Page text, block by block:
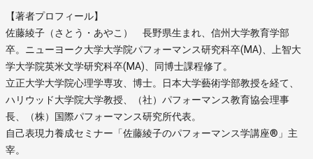
【著者プロフィール】
佐藤綾子（さとう・あやこ） 長野県生まれ、信州大学教育学部
卒。ニューヨーク大学大学院パフォーマンス研究科卒(MA)、上智大
学大学院英米文学研究科卒(MA)、同博士課程修了。
立正大学大学院心理学専攻、博士。日本大学藝術学部教授を経て、
ハリウッド大学院大学教授、（社）パフォーマンス教育協会理事
長、（株）国際パフォーマンス研究所代表。
自己表現力養成セミナー「佐藤綾子のパフォーマンス学講座®」主
宰。